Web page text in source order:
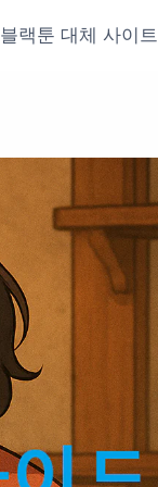
블랙툰 대체 사이트